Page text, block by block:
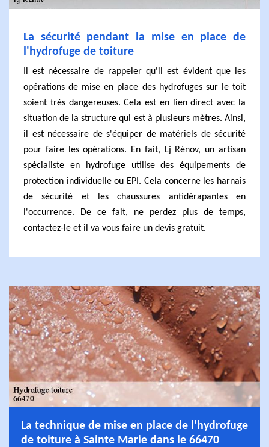
La sécurité pendant la mise en place de
l'hydrofuge de toiture
Il est nécessaire de rappeler qu'il est évident que les
opérations de mise en place des hydrofuges sur le toit
soient très dangereuses. Cela est en lien direct avec la
situation de la structure qui est à plusieurs mètres. Ainsi,
il est nécessaire de s'équiper de matériels de sécurité
pour faire les opérations. En fait, Lj Rénov, un artisan
spécialiste en hydrofuge utilise des équipements de
protection individuelle ou EPI. Cela concerne les harnais
de sécurité et les chaussures antidérapantes en
l'occurrence. De ce fait, ne perdez plus de temps,
contactez-le et il va vous faire un devis gratuit.
La technique de mise en place de l'hydrofuge
de toiture à Sainte Marie dans le 66470